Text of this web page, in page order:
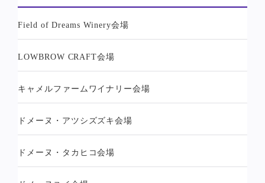
Field of Dreams Winery会場
LOWBROW CRAFT会場
キャメルファームワイナリー会場
ドメーヌ・アツシズズキ会場
ドメーヌ・タカヒコ会場